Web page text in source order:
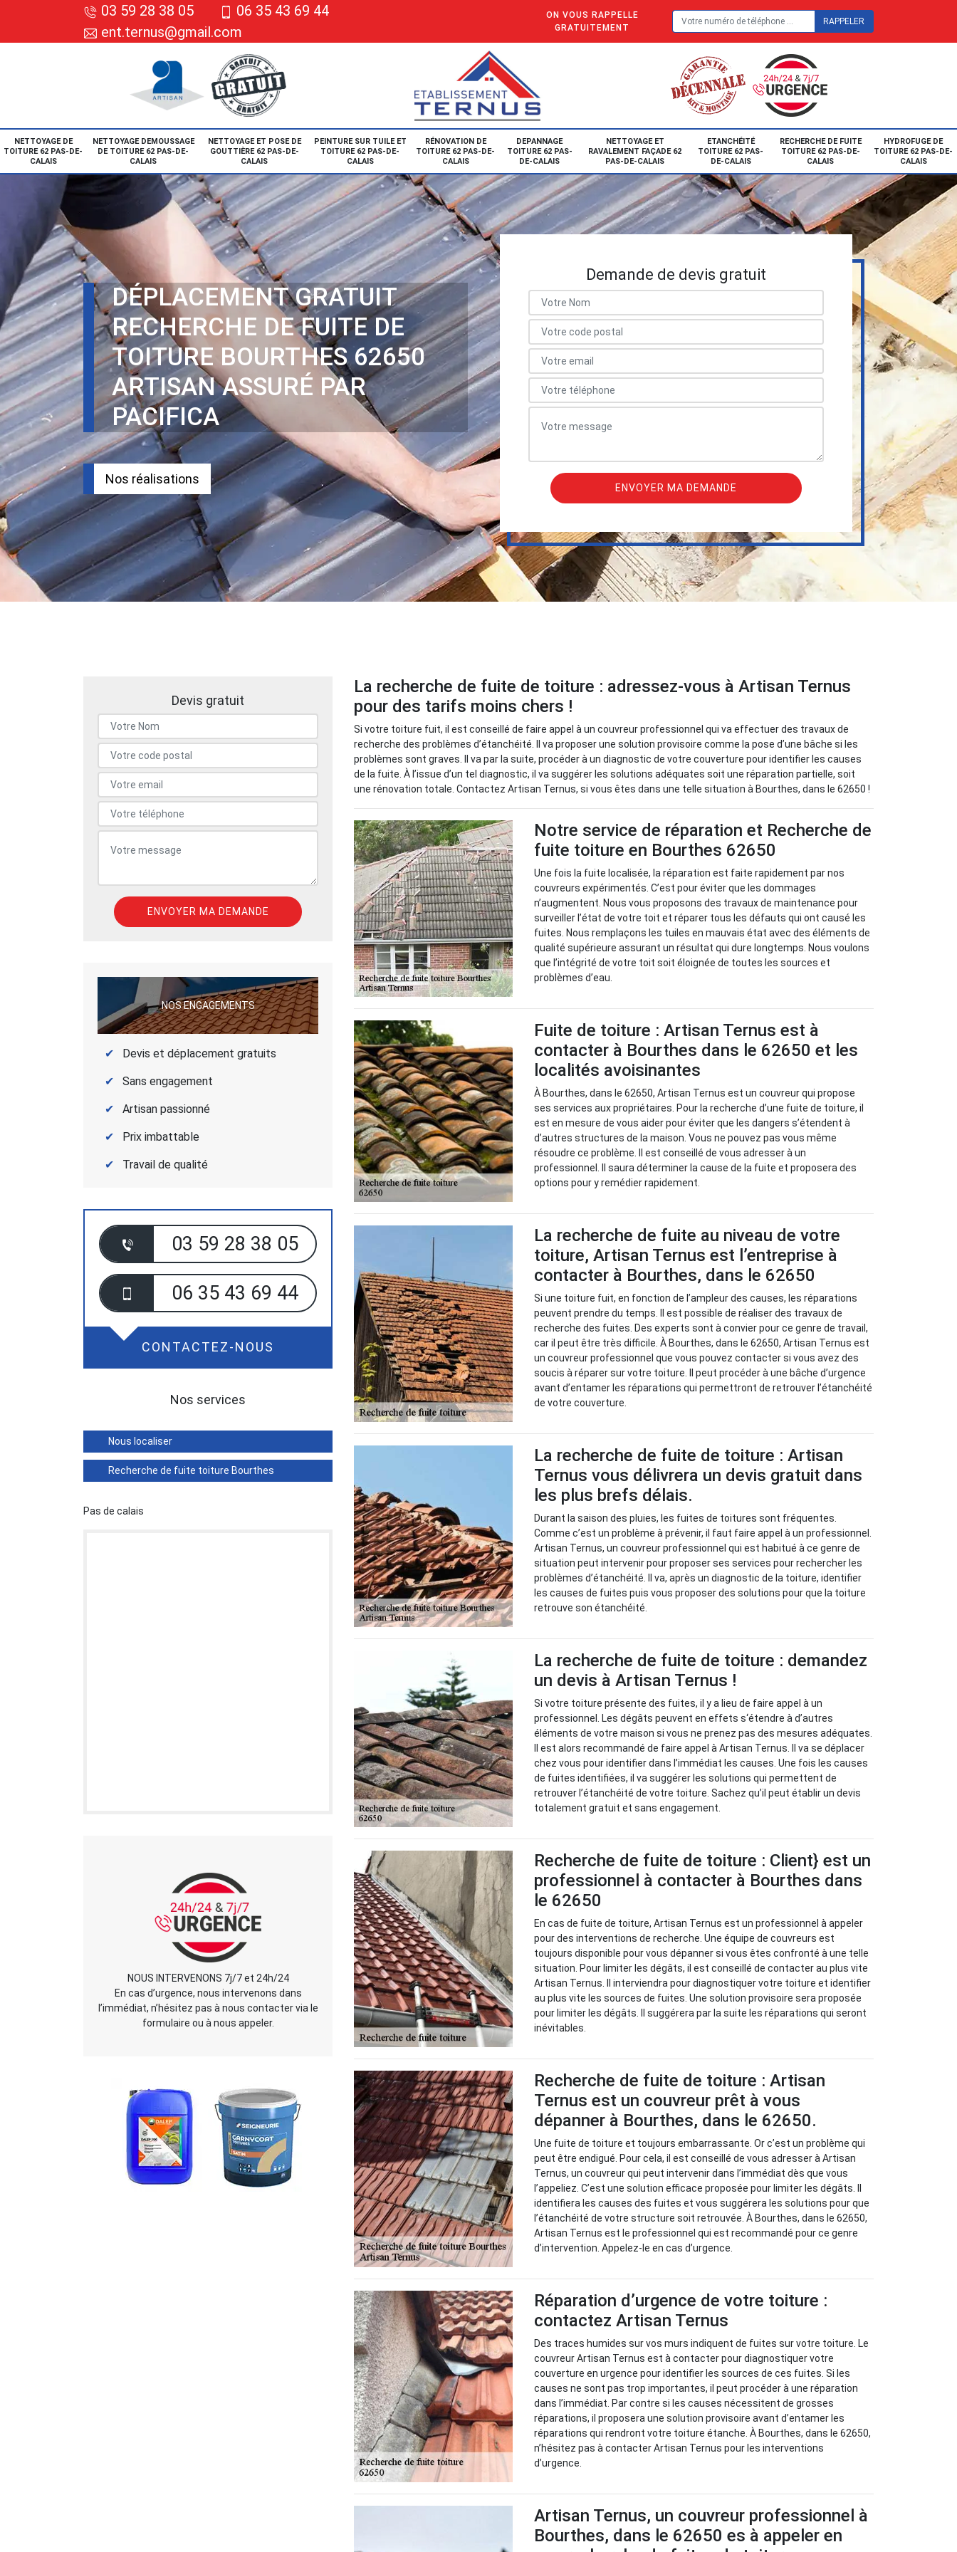
03 59 28 38 05
06 35 43 69 44
ent.ternus@gmail.com
ON VOUS RAPPELLE
GRATUITEMENT
NETTOYAGE DE
TOITURE 62 PAS-DE-
CALAIS
NETTOYAGE DEMOUSSAGE
DE TOITURE 62 PAS-DE-
CALAIS
NETTOYAGE ET POSE DE
GOUTTIÈRE 62 PAS-DE-
CALAIS
PEINTURE SUR TUILE ET
TOITURE 62 PAS-DE-
CALAIS
RÉNOVATION DE
TOITURE 62 PAS-DE-
CALAIS
DEPANNAGE
TOITURE 62 PAS-
DE-CALAIS
NETTOYAGE ET
RAVALEMENT FAÇADE 62
PAS-DE-CALAIS
ETANCHÉITÉ
TOITURE 62 PAS-
DE-CALAIS
RECHERCHE DE FUITE
TOITURE 62 PAS-DE-
CALAIS
HYDROFUGE DE
TOITURE 62 PAS-DE-
CALAIS
DÉPLACEMENT GRATUIT
RECHERCHE DE FUITE DE
TOITURE BOURTHES 62650
ARTISAN ASSURÉ PAR
PACIFICA
Nos réalisations
Demande de devis gratuit
Devis gratuit
NOS ENGAGEMENTS
Devis et déplacement gratuits
Sans engagement
Artisan passionné
Prix imbattable
Travail de qualité
03 59 28 38 05
06 35 43 69 44
CONTACTEZ-NOUS
Nos services
Nous localiser
Recherche de fuite toiture Bourthes
Pas de calais
NOUS INTERVENONS 7j/7 et 24h/24
En cas d’urgence, nous intervenons dans
l’immédiat, n’hésitez pas à nous contacter via le
formulaire ou à nous appeler.
La recherche de fuite de toiture : adressez-vous à Artisan Ternus
pour des tarifs moins chers !
Si votre toiture fuit, il est conseillé de faire appel à un couvreur professionnel qui va effectuer des travaux de
recherche des problèmes d’étanchéité. Il va proposer une solution provisoire comme la pose d’une bâche si les
problèmes sont graves. Il va par la suite, procéder à un diagnostic de votre couverture pour identifier les causes
de la fuite. À l’issue d’un tel diagnostic, il va suggérer les solutions adéquates soit une réparation partielle, soit
une rénovation totale. Contactez Artisan Ternus, si vous êtes dans une telle situation à Bourthes, dans le 62650 !
Notre service de réparation et Recherche de
fuite toiture en Bourthes 62650
Une fois la fuite localisée, la réparation est faite rapidement par nos
couvreurs expérimentés. C’est pour éviter que les dommages
n’augmentent. Nous vous proposons des travaux de maintenance pour
surveiller l’état de votre toit et réparer tous les défauts qui ont causé les
fuites. Nous remplaçons les tuiles en mauvais état avec des éléments de
qualité supérieure assurant un résultat qui dure longtemps. Nous voulons
que l’intégrité de votre toit soit éloignée de toutes les sources et
problèmes d’eau.
Fuite de toiture : Artisan Ternus est à
contacter à Bourthes dans le 62650 et les
localités avoisinantes
À Bourthes, dans le 62650, Artisan Ternus est un couvreur qui propose
ses services aux propriétaires. Pour la recherche d’une fuite de toiture, il
est en mesure de vous aider pour éviter que les dangers s’étendent à
d’autres structures de la maison. Vous ne pouvez pas vous même
résoudre ce problème. Il est conseillé de vous adresser à un
professionnel. Il saura déterminer la cause de la fuite et proposera des
options pour y remédier rapidement.
La recherche de fuite au niveau de votre
toiture, Artisan Ternus est l’entreprise à
contacter à Bourthes, dans le 62650
Si une toiture fuit, en fonction de l’ampleur des causes, les réparations
peuvent prendre du temps. Il est possible de réaliser des travaux de
recherche des fuites. Des experts sont à convier pour ce genre de travail,
car il peut être très difficile. À Bourthes, dans le 62650, Artisan Ternus est
un couvreur professionnel que vous pouvez contacter si vous avez des
soucis à réparer sur votre toiture. Il peut procéder à une bâche d’urgence
avant d’entamer les réparations qui permettront de retrouver l’étanchéité
de votre couverture.
La recherche de fuite de toiture : Artisan
Ternus vous délivrera un devis gratuit dans
les plus brefs délais.
Durant la saison des pluies, les fuites de toitures sont fréquentes.
Comme c’est un problème à prévenir, il faut faire appel à un professionnel.
Artisan Ternus, un couvreur professionnel qui est habitué à ce genre de
situation peut intervenir pour proposer ses services pour rechercher les
problèmes d’étanchéité. Il va, après un diagnostic de la toiture, identifier
les causes de fuites puis vous proposer des solutions pour que la toiture
retrouve son étanchéité.
La recherche de fuite de toiture : demandez
un devis à Artisan Ternus !
Si votre toiture présente des fuites, il y a lieu de faire appel à un
professionnel. Les dégâts peuvent en effets s‘étendre à d’autres
éléments de votre maison si vous ne prenez pas des mesures adéquates.
Il est alors recommandé de faire appel à Artisan Ternus. Il va se déplacer
chez vous pour identifier dans l’immédiat les causes. Une fois les causes
de fuites identifiées, il va suggérer les solutions qui permettent de
retrouver l’étanchéité de votre toiture. Sachez qu’il peut établir un devis
totalement gratuit et sans engagement.
Recherche de fuite de toiture : Client} est un
professionnel à contacter à Bourthes dans
le 62650
En cas de fuite de toiture, Artisan Ternus est un professionnel à appeler
pour des interventions de recherche. Une équipe de couvreurs est
toujours disponible pour vous dépanner si vous êtes confronté à une telle
situation. Pour limiter les dégâts, il est conseillé de contacter au plus vite
Artisan Ternus. Il interviendra pour diagnostiquer votre toiture et identifier
au plus vite les sources de fuites. Une solution provisoire sera proposée
pour limiter les dégâts. Il suggérera par la suite les réparations qui seront
inévitables.
Recherche de fuite de toiture : Artisan
Ternus est un couvreur prêt à vous
dépanner à Bourthes, dans le 62650.
Une fuite de toiture et toujours embarrassante. Or c’est un problème qui
peut être endigué. Pour cela, il est conseillé de vous adresser à Artisan
Ternus, un couvreur qui peut intervenir dans l’immédiat dès que vous
l’appeliez. C’est une solution efficace proposée pour limiter les dégâts. Il
identifiera les causes des fuites et vous suggérera les solutions pour que
l’étanchéité de votre structure soit retrouvée. À Bourthes, dans le 62650,
Artisan Ternus est le professionnel qui est recommandé pour ce genre
d’intervention. Appelez-le en cas d’urgence.
Réparation d’urgence de votre toiture :
contactez Artisan Ternus
Des traces humides sur vos murs indiquent de fuites sur votre toiture. Le
couvreur Artisan Ternus est à contacter pour diagnostiquer votre
couverture en urgence pour identifier les sources de ces fuites. Si les
causes ne sont pas trop importantes, il peut procéder à une réparation
dans l’immédiat. Par contre si les causes nécessitent de grosses
réparations, il proposera une solution provisoire avant d’entamer les
réparations qui rendront votre toiture étanche. À Bourthes, dans le 62650,
n’hésitez pas à contacter Artisan Ternus pour les interventions
d’urgence.
Artisan Ternus, un couvreur professionnel à
Bourthes, dans le 62650 es à appeler en